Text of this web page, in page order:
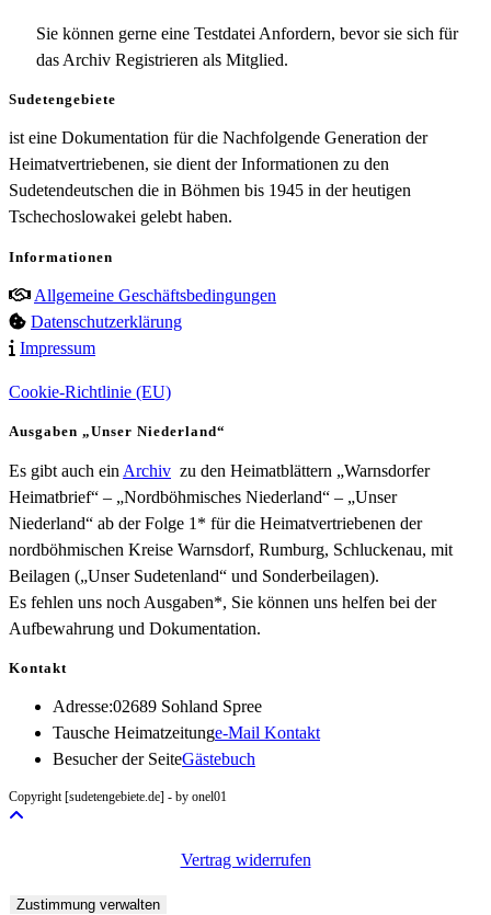
Sie können gerne eine Testdatei Anfordern, bevor sie sich für
das Archiv Registrieren als Mitglied.
Sudetengebiete
ist eine Dokumentation für die Nachfolgende Generation der
Heimatvertriebenen, sie dient der Informationen zu den
Sudetendeutschen die in Böhmen bis 1945 in der heutigen
Tschechoslowakei gelebt haben.
Informationen
Allgemeine Geschäftsbedingungen
Datenschutzerklärung
Impressum
Cookie-Richtlinie (EU)
Ausgaben „Unser Niederland“
Es gibt auch ein Archiv zu den Heimatblättern „Warnsdorfer
Heimatbrief“ – „Nordböhmisches Niederland“ – „Unser
Niederland“ ab der Folge 1* für die Heimatvertriebenen der
nordböhmischen Kreise Warnsdorf, Rumburg, Schluckenau, mit
Beilagen („Unser Sudetenland“ und Sonderbeilagen).
Es fehlen uns noch Ausgaben*, Sie können uns helfen bei der
Aufbewahrung und Dokumentation.
Kontakt
Adresse:02689 Sohland Spree
Tausche Heimatzeitunge-Mail KontaktOpens
Besucher der SeiteGästebuch
Copyright [sudetengebiete.de] - by onel01
Vertrag widerrufen
Zustimmung verwalten